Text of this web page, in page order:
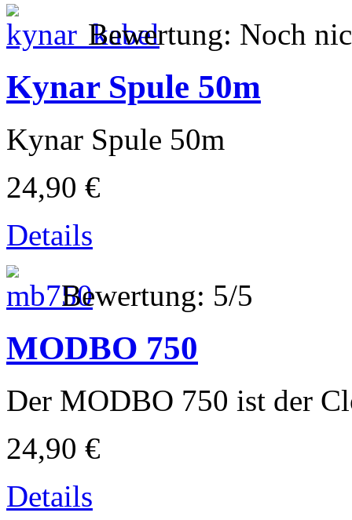
Bewertung: Noch
Kynar Spule 50m
Kynar Spule 50m
24,90 €
Details
Bewertung: 5/5
MODBO 750
Der MODBO 750 ist der
24,90 €
Details